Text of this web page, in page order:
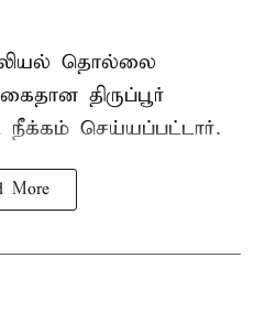
தொல்லை
திருப்பூர்
செய்யப்பட்டார்.
More